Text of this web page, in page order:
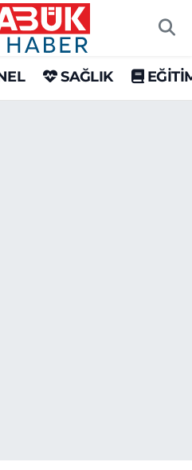
SAĞLIK
Haritası
ve Fikstür